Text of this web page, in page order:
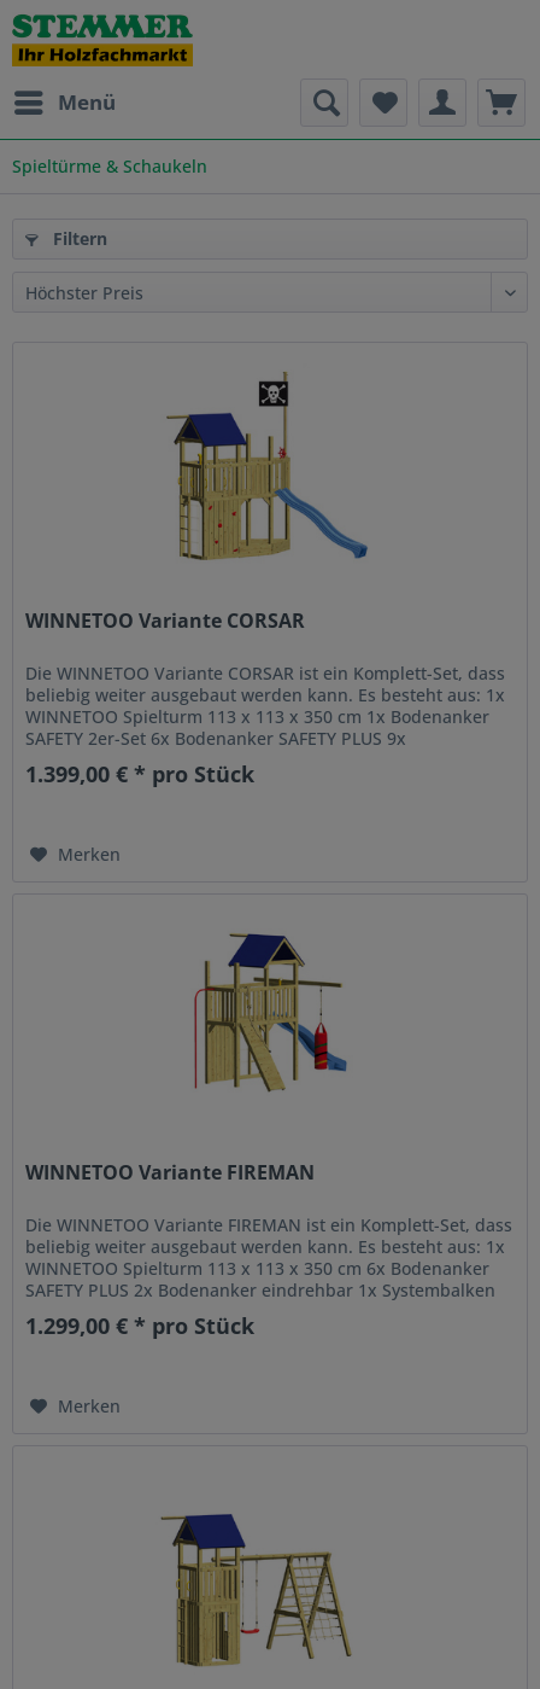
Menü
Spieltürme & Schaukeln
Filtern
WINNETOO Variante CORSAR
Die WINNETOO Variante CORSAR ist ein Komplett-Set, dass
beliebig weiter ausgebaut werden kann. Es besteht aus: 1x
WINNETOO Spielturm 113 x 113 x 350 cm 1x Bodenanker
SAFETY 2er-Set 6x Bodenanker SAFETY PLUS 9x
Systembalken 98 cm 5x...
1.399,00 € * pro Stück
Merken
WINNETOO Variante FIREMAN
Die WINNETOO Variante FIREMAN ist ein Komplett-Set, dass
beliebig weiter ausgebaut werden kann. Es besteht aus: 1x
WINNETOO Spielturm 113 x 113 x 350 cm 6x Bodenanker
SAFETY PLUS 2x Bodenanker eindrehbar 1x Systembalken
1.299,00 € * pro Stück
Merken